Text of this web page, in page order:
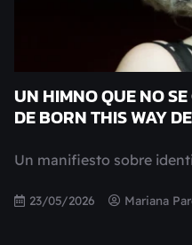
UN HIMNO QUE NO
DE BORN THIS WAY
Un manifiesto sobre
23/05/2026 Mariana